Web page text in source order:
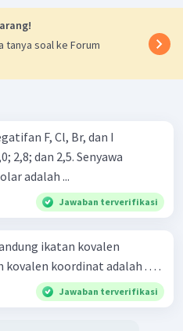
tanya soal ke Forum
F, Cl, Br, dan I
2,8; dan 2,5. Senyawa
adalah ...
Jawaban terverifikasi
ikatan kovalen
koordinat adalah . . . .
Jawaban terverifikasi